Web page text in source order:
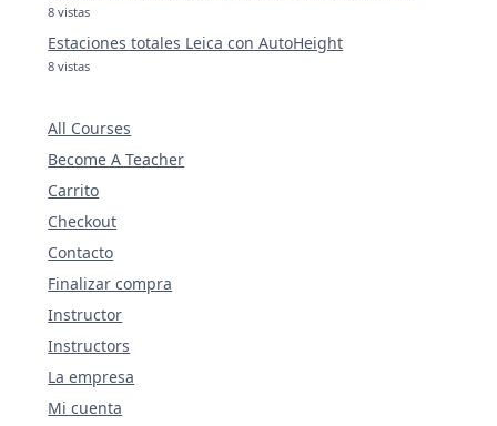
8 vistas
Estaciones totales Leica con AutoHeight
8 vistas
All Courses
Become A Teacher
Carrito
Checkout
Contacto
Finalizar compra
Instructor
Instructors
La empresa
Mi cuenta